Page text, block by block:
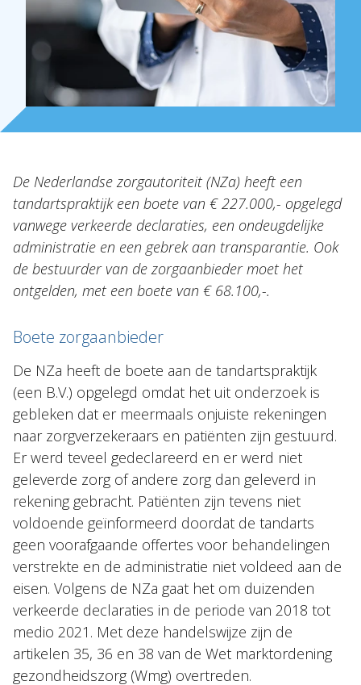
Topics
Internationaal
Nieuws
NL EN DE FR
De Nederlandse zorgautoriteit (NZa) heeft een
tandartspraktijk een boete van € 227.000,- opgelegd
vanwege verkeerde declaraties, een ondeugdelijke
administratie en een gebrek aan transparantie. Ook
de bestuurder van de zorgaanbieder moet het
ontgelden, met een boete van € 68.100,-.
Boete zorgaanbieder
De NZa heeft de boete aan de tandartspraktijk
(een B.V.) opgelegd omdat het uit onderzoek is
gebleken dat er meermaals onjuiste rekeningen
naar zorgverzekeraars en patiënten zijn gestuurd.
Er werd teveel gedeclareerd en er werd niet
geleverde zorg of andere zorg dan geleverd in
rekening gebracht. Patiënten zijn tevens niet
voldoende geïnformeerd doordat de tandarts
geen voorafgaande offertes voor behandelingen
verstrekte en de administratie niet voldeed aan de
eisen. Volgens de NZa gaat het om duizenden
verkeerde declaraties in de periode van 2018 tot
medio 2021. Met deze handelswijze zijn de
artikelen 35, 36 en 38 van de Wet marktordening
gezondheidszorg (Wmg) overtreden.